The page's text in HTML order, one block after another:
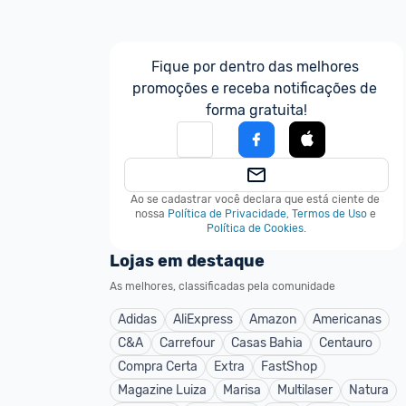
Fique por dentro das melhores
promoções e receba notificações de
forma gratuita!
Ao se cadastrar você declara que está ciente de
nossa Política de Privacidade, Termos de Uso e
Política de Cookies.
Lojas em destaque
As melhores, classificadas pela comunidade
Adidas AliExpress Amazon
Americanas
C&A
Carrefour Casas Bahia
Centauro
Compra Certa
Extra
FastShop
Magazine Luiza
Marisa Multilaser
Natura